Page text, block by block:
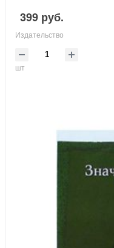
399 руб.
Издательство
шт